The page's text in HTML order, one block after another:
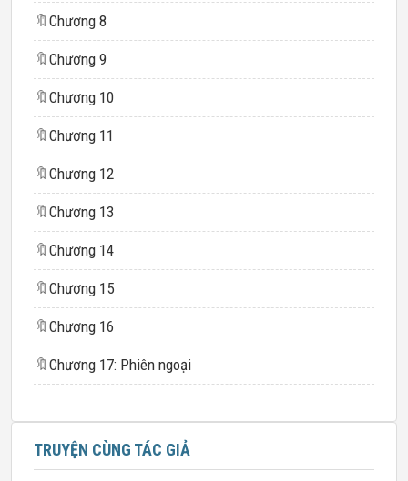
🔖 Chương 8
🔖 Chương 9
🔖 Chương 10
🔖 Chương 11
🔖 Chương 12
🔖 Chương 13
🔖 Chương 14
🔖 Chương 15
🔖 Chương 16
🔖 Chương 17: Phiên ngoại
TRUYỆN CÙNG TÁC GIẢ